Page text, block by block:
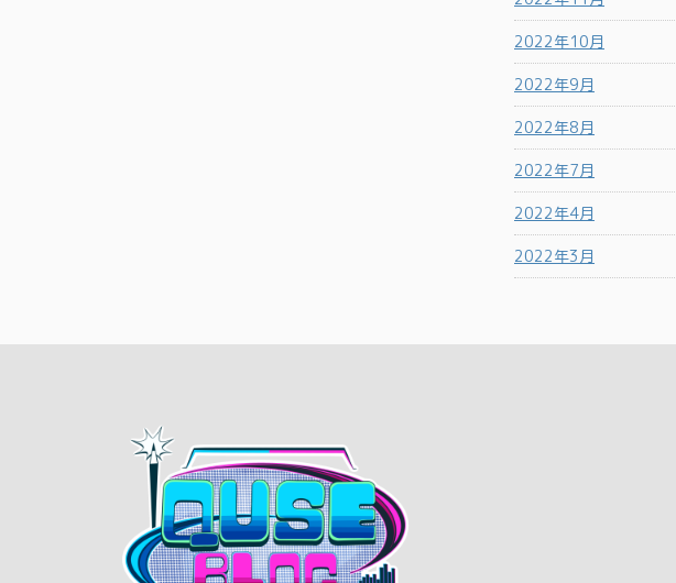
2022年10月
2022年9月
2022年8月
2022年7月
2022年4月
2022年3月